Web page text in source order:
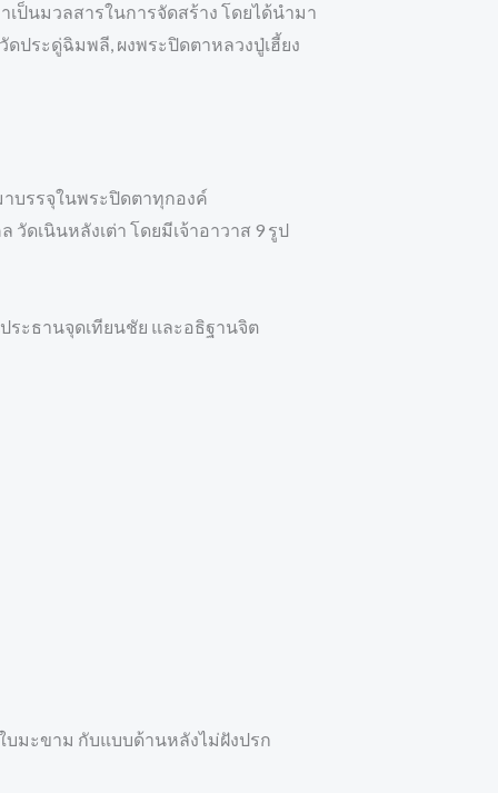
ป็นมวลสารในการจัดสร้าง โดยได้นำมา
ประดู่ฉิมพลี, ผงพระปิดตาหลวงปู่เฮี้ยง
บรรจุในพระปิดตาทุกองค์
ดเนินหลังเต่า โดยมีเจ้าอาวาส 9 รูป
ระธานจุดเทียนชัย และอธิฐานจิต
บมะขาม กับแบบด้านหลังไม่ฝังปรก